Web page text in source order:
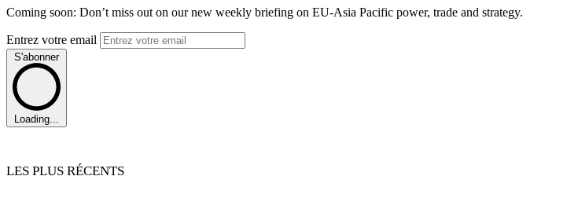
Coming soon: Don’t miss out on our new weekly briefing on EU-Asia Pacific power, trade and strategy.
Entrez votre email
S'abonner
Loading...
LES PLUS RÉCENTS